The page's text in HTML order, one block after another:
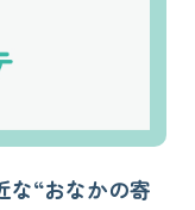
な“おなかの寄